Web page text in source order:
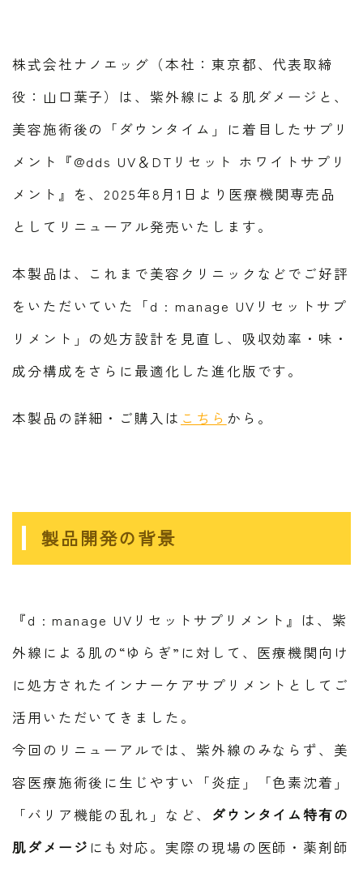
株式会社ナノエッグ（本社：東京都、代表取締
役：山口葉子）は、紫外線による肌ダメージと、
美容施術後の「ダウンタイム」に着目したサプリ
メント『@dds UV＆DTリセット ホワイトサプリ
メント』を、2025年8月1日より医療機関専売品
としてリニューアル発売いたします。
本製品は、これまで美容クリニックなどでご好評
をいただいていた「d : manage UVリセットサプ
リメント」の処方設計を見直し、吸収効率・味・
成分構成をさらに最適化した進化版です。
本製品の詳細・ご購入は こちら から。
製品開発の背景
『d : manage UVリセットサプリメント』は、紫
外線による肌の“ゆらぎ”に対して、医療機関向け
に処方されたインナーケアサプリメントとしてご
活用いただいてきました。
今回のリニューアルでは、紫外線のみならず、美
容医療施術後に生じやすい「炎症」「色素沈着」
「バリア機能の乱れ」など、 ダウンタイム特有の
肌ダメージ にも対応。実際の現場の医師・薬剤師